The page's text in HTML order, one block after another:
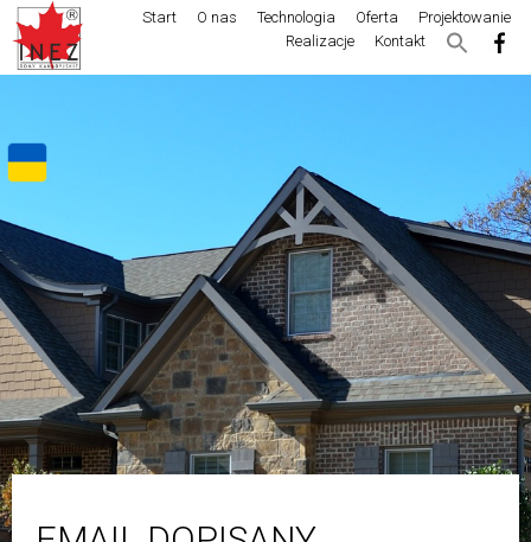
Start O nas Technologia Oferta
Projektowanie
Realizacje
Kontakt